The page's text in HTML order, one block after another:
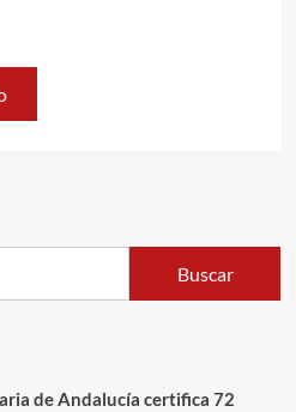
Buscar
de Andalucía certifica 72